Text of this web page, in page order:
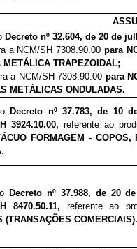
Decreto nº 32.604, de 20 de
a NCM/SH 7308.90.00 para
METÁLICA TRAPEZOIDAL;
a NCM/SH 7308.90.00 para
METÁLICAS ONDULADAS.
Decreto nº 37.783, de 10
3924.10.00, referente ao
FORMAGEM -
.
Decreto nº 37.988, de 20
8470.50.11, referente ao
(TRANSAÇÕES COMERCIAIS).